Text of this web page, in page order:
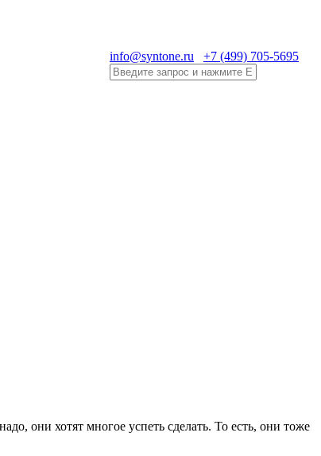
info@syntone.ru +7 (499) 705-5695
они хотят многое успеть сделать. То есть, они тоже